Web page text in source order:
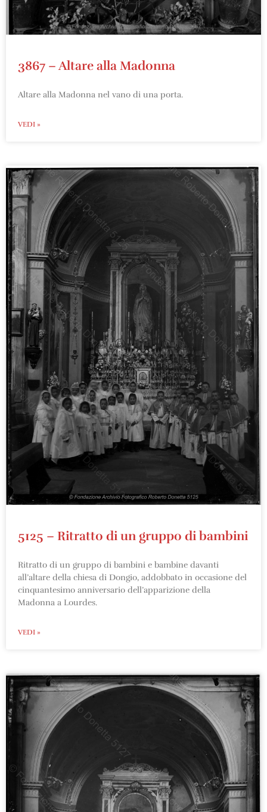
3867 – Altare alla Madonna
Altare alla Madonna nel vano di una porta.
VEDI »
5125 – Ritratto di un gruppo di bambini
Ritratto di un gruppo di bambini e bambine davanti
all’altare della chiesa di Dongio, addobbato in occasione del
cinquantesimo anniversario dell’apparizione della
Madonna a Lourdes.
VEDI »